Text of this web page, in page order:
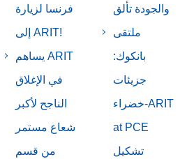
فرنسا لزيارة
إلى ARIT!
يساهم ARIT
في الإغلاق
الناجح لأكبر
شعاع مستمر
من قسم
والجودة تألق
ملتقى
بانكوك:
جزيئات
خضراء-ARIT
at PCE
تشكيل